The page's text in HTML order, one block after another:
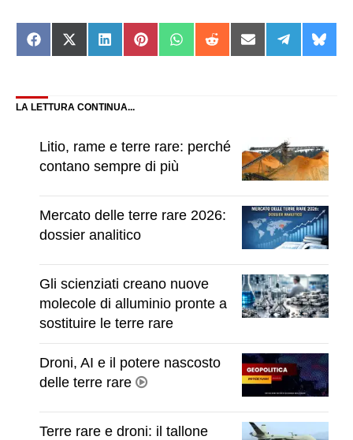
Share
on
Share
on
Share
on
Share
on
Share
on
Share
on
Share
on
Share
on
on
LA LETTURA CONTINUA...
Litio, rame e terre rare: perché
contano sempre di più
Mercato delle terre rare 2026:
dossier analitico
Gli scienziati creano nuove
molecole di alluminio pronte a
sostituire le terre rare
Droni, AI e il potere nascosto
delle terre rare
Terre rare e droni: il tallone